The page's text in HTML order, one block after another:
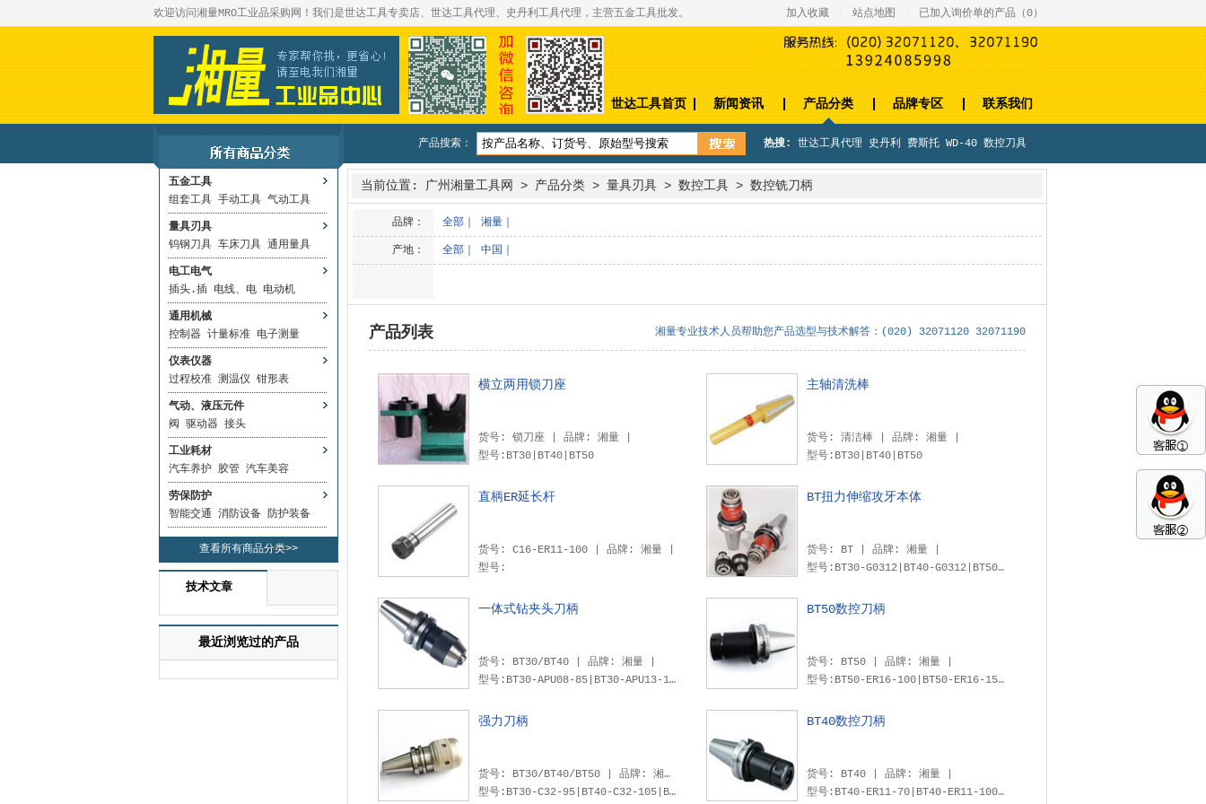
欢迎访问湘量MRO工业品采购网！我们是世达工具专卖店、世达工具代理、史丹利工具代理，主营五金工具批发。 加入收藏 站点地图 已加入询价单的产品（0）
世达工具首页 新闻资讯 产品分类 品牌专区 联系我们
产品搜索： 热搜: 世达工具代理 史丹利 费斯托 WD-40 数控刀具
五金工具
组套工具 手动工具 气动工具
量具刃具
钨钢刀具 车床刀具 通用量具
电工电气
插头.插 电线、电 电动机
通用机械
控制器 计量标准 电子测量
仪表仪器
过程校准 测温仪 钳形表
气动、液压元件
阀
驱动器 接头
工业耗材
汽车养护 胶管 汽车美容
劳保防护
智能交通 消防设备 防护装备
查看所有商品分类>>
技术文章
最近浏览过的产品
当前位置: 广州湘量工具网 > 产品分类 > 量具刃具 > 数控工具 > 数控铣刀柄
品牌： 全部 湘量
产地： 全部 中国
产品列表 湘量专业技术人员帮助您产品选型与技术解答：(020) 32071120 32071190
横立两用锁刀座
货号: 锁刀座 | 品牌: 湘量 |
型号:BT30|BT40|BT50
主轴清洗棒
货号: 清洁棒 | 品牌: 湘量 |
型号:BT30|BT40|BT50
直柄ER延长杆
货号: C16-ER11-100 | 品牌: 湘量 |
型号:
BT扭力伸缩攻牙本体
货号: BT | 品牌: 湘量 |
型号:BT30-G0312|BT40-G0312|BT50-G0312|BT40-G1224|BT50-G1224|BT50-G2442
一体式钻夹头刀柄
货号: BT30/BT40 | 品牌: 湘量 |
型号:BT30-APU08-85|BT30-APU13-110|BT40-APU13-110|BT40-APU16-120|BT50-APU13-110|BT50-APU16-120|
BT50数控刀柄
货号: BT50 | 品牌: 湘量 |
型号:BT50-ER16-100|BT50-ER16-150|BT50-ER16-200|BT50-ER20-100|BT50-ER20-150|BT50-ER20-200|BT50-ER25-100|BT50-ER25-150|BT50-ER25-200|BT50-ER32-100|BT50-ER32-150|BT50-ER32-200|BT50-ER40-100|BT50-ER40-150|BT50-ER40-200|
强力刀柄
货号: BT30/BT40/BT50 | 品牌: 湘量 |
型号:BT30-C32-95|BT40-C32-105|BT40-C32-165|BT50-C32-110|BT50-C42-135
BT40数控刀柄
货号: BT40 | 品牌: 湘量 |
型号:BT40-ER11-70|BT40-ER11-100|BT40-ER11-150|BT40-ER16-70|BT40-ER16-100|BT40-ER16-150|BT40-ER20-70|BT40-ER20-100|BT40-ER20-150|BT40-ER25-70|BT40-ER25-100|BT40-ER25-150|BT40-ER32-70|BT40-ER32-100|BT40-ER32-150|BT40-ER40-70|BT40-ER40-100|BT40-ER40-150